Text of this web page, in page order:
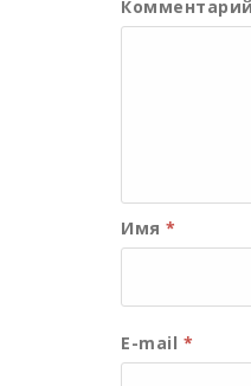
Комментарий
Имя *
E-mail *